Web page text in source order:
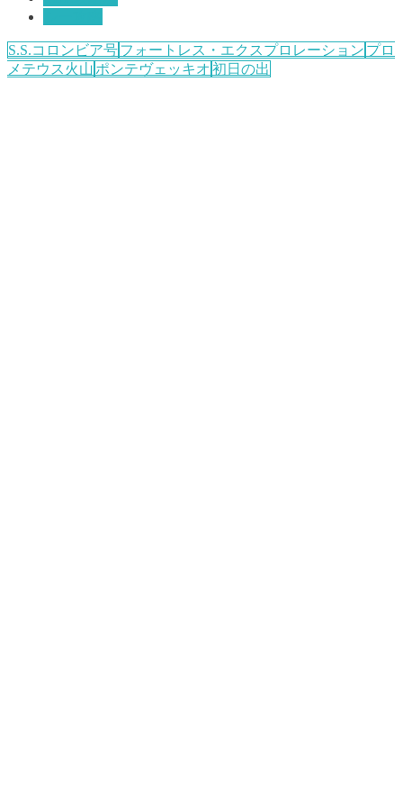
S.S.コロンビア号フォートレス・エクスプロレーション プロ
メテウス火山 ポンテヴェッキオ初日の出